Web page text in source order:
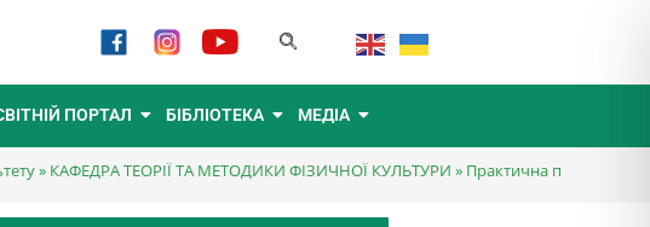
ПОРТАЛ БІБЛІОТЕКА МЕДІА
» КАФЕДРА ТЕОРІЇ ТА МЕТОДИКИ ФІЗИЧНОЇ КУЛЬТУРИ » Практична підготовка-